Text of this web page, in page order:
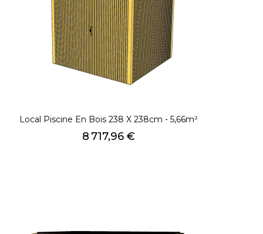
Local Piscine En Bois 238 X 238cm - 5,66m²
Prix
8 717,96 €